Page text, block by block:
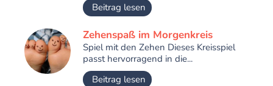
Beitrag lesen
Zehenspaß im Morgenkreis
Spiel mit den Zehen Dieses Kreisspiel
passt hervorragend in die...
Beitrag lesen